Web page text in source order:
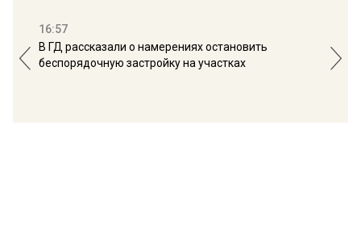
16:57
В ГД рассказали о намерениях остановить
беспорядочную застройку на участках